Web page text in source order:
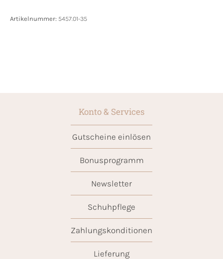
Artikelnummer: 5457.01-35
Konto & Services
Gutscheine einlösen
Bonusprogramm
Newsletter
Schuhpflege
Zahlungskonditionen
Lieferung